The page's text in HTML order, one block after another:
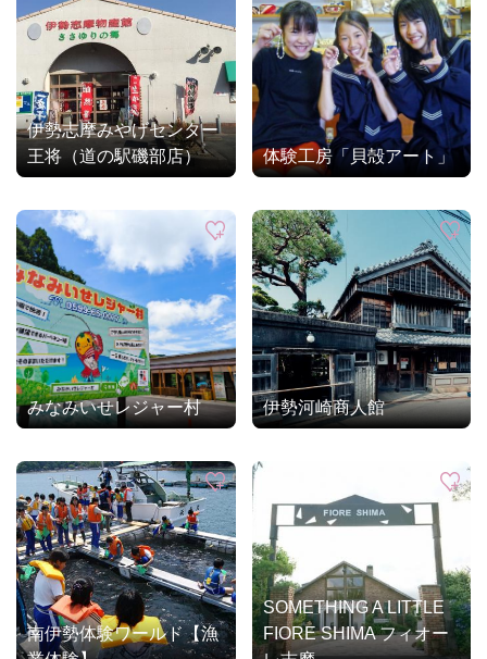
伊勢志摩みやげセンター
王将（道の駅磯部店）
体験工房「貝殻アート」
みなみいせレジャー村 伊勢河崎商人館
南伊勢体験ワールド【漁
SOMETHING A LITTLE
FIORE SHIMA フィオー